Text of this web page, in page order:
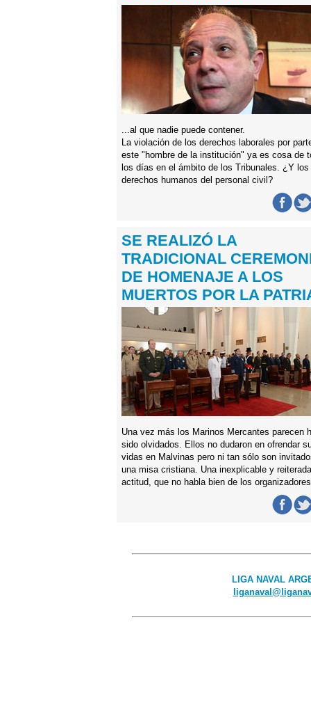
...al que nadie puede contener.
La violación de los derechos laborales por
este "hombre de la institución" ya es cosa de
los días en el ámbito de los Tribunales. ¿Y los
derechos humanos del personal civil?
SE REALIZÓ LA
TRADICIONAL
DE HOMENAJE A LOS
MUERTOS POR LA
Una vez más los Marinos Mercantes parecen
sido olvidados. Ellos no dudaron en ofrendar
vidas en Malvinas pero ni tan sólo son
una misa cristiana. Una inexplicable y reiterada
actitud, que no habla bien de los
LIGA NAVAL